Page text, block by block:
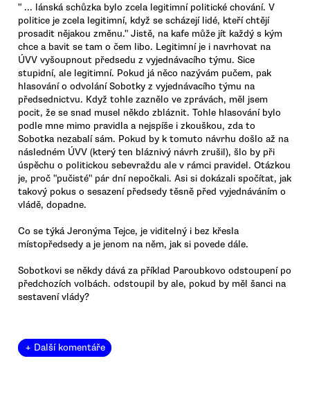
" ... lánská schůzka bylo zcela legitimní politické chování. V
politice je zcela legitimní, když se scházejí lidé, kteří chtějí
prosadit nějakou změnu." Jistě, na kafe může jít každý s kým
chce a bavit se tam o čem libo. Legitimní je i navrhovat na
ÚVV vyšoupnout předsedu z vyjednávacího týmu. Sice
stupidní, ale legitimní. Pokud já něco nazývám pučem, pak
hlasování o odvolání Sobotky z vyjednávacího týmu na
předsednictvu. Když tohle zaznělo ve zprávách, měl jsem
pocit, že se snad musel někdo zbláznit. Tohle hlasování bylo
podle mne mimo pravidla a nejspíše i zkouškou, zda to
Sobotka nezabalí sám. Pokud by k tomuto návrhu došlo až na
následném ÚVV (který ten bláznivý návrh zrušil), šlo by při
úspěchu o politickou sebevraždu ale v rámci pravidel. Otázkou
je, proč "pučisté" pár dní nepočkali. Asi si dokázali spočítat, jak
takový pokus o sesazení předsedy těsně před vyjednáváním o
vládě, dopadne.
Co se týká Jeronýma Tejce, je viditelný i bez křesla
místopředsedy a je jenom na něm, jak si povede dále.
Sobotkovi se někdy dává za příklad Paroubkovo odstoupení po
předchozích volbách. odstoupil by ale, pokud by měl šanci na
sestavení vlády?
+ Další komentáře